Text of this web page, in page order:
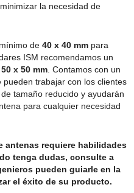
la necesidad de
de 40 x 40 mm para
ISM recomendamos un
50 x 50 mm . Contamos con un
trabajar con los clientes
tamaño reducido y ayudarán
para cualquier necesidad
antenas requiere habilidades
tenga dudas, consulte a
pueden guiarle en la
el éxito de su producto.